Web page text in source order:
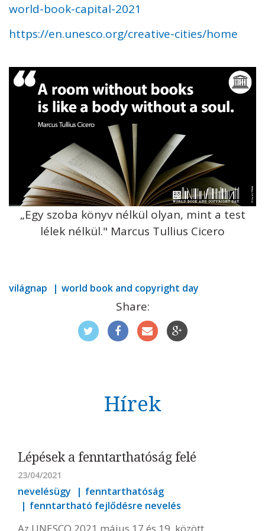
world-book-capital-2021
https://en.unesco.org/creative-cities/home
„Egy szoba könyv nélkül olyan, mint a test
lélek nélkül." Marcus Tullius Cicero
világnap world book and copyright day
Share:
Hírek
Lépések a fenntarthatóság felé
23/04/2021
nevelésügy
fenntarthatóság
fenntartható fejlődésre nevelés
Az UNESCO 2021 május 17 és 19. között